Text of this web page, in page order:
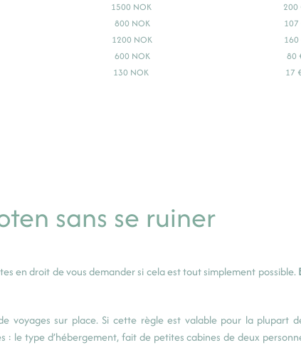
1500 NOK
200
800 NOK
107
1200 NOK
160
600 NOK
80
130 NOK 17 €
sans se ruiner
en droit de vous demander si cela est tout simplement possible.
voyages sur place. Si cette règle est valable pour la plupart
: le type d’hébergement, fait de petites cabines de deux